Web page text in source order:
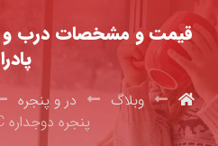
پادرا
وبلاگ در و پنجره
پنجره دوجداره uPVC پادرا